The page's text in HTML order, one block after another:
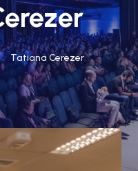
Tatiana Cerezer